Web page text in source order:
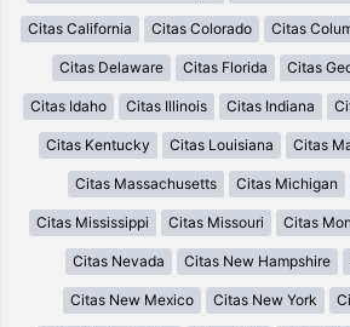
Citas California Citas Colorado Citas
Citas Delaware Citas Florida Citas
Citas Idaho Citas Illinois Citas Indiana
Citas Kentucky Citas Louisiana Citas
Citas Massachusetts Citas Michigan
Citas Mississippi Citas Missouri Citas
Citas Nevada Citas New Hampshire
Citas New Mexico Citas New York